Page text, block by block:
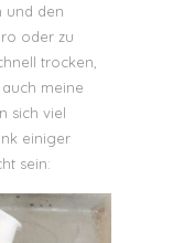
und den
oder zu
trocken,
meine
sich viel
einiger
sein: